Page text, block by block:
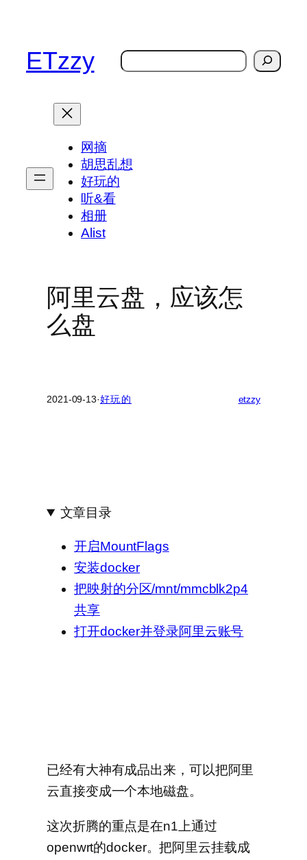
ETzzy
搜
网摘
胡思乱想
好玩的
听&看
相册
Alist
阿里云盘，应该怎
么盘
2021-09-13·好玩的 etzzy
文章目录
开启MountFlags
安装docker
把映射的分区/mnt/mmcblk2p4
共享
打开docker并登录阿里云账号
已经有大神有成品出来，可以把阿里
云直接变成一个本地磁盘。
这次折腾的重点是在n1上通过
openwrt的docker。把阿里云挂载成